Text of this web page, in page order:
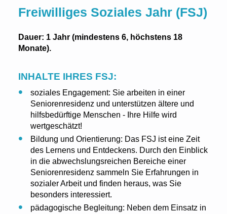
Freiwilliges Soziales Jahr (FSJ)
Dauer: 1 Jahr (mindestens 6, höchstens 18
Monate).
INHALTE IHRES FSJ:
soziales Engagement: Sie arbeiten in einer
Seniorenresidenz und unterstützen ältere und
hilfsbedürftige Menschen - Ihre Hilfe wird
wertgeschätzt!
Bildung und Orientierung: Das FSJ ist eine Zeit
des Lernens und Entdeckens. Durch den Einblick
in die abwechslungsreichen Bereiche einer
Seniorenresidenz sammeln Sie Erfahrungen in
sozialer Arbeit und finden heraus, was Sie
besonders interessiert.
pädagogische Begleitung: Neben dem Einsatz in